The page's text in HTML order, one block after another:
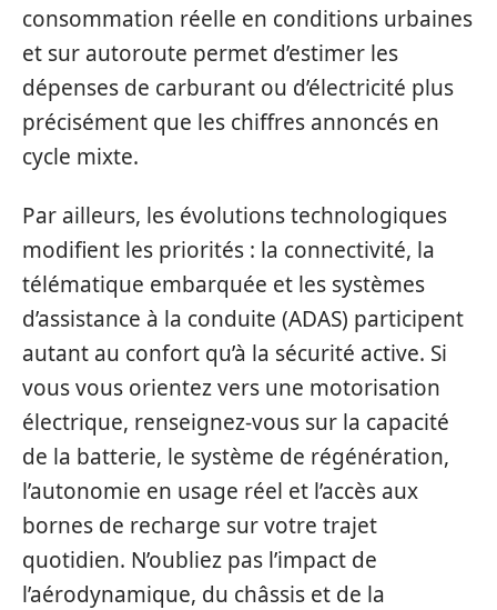
consommation réelle en conditions urbaines
et sur autoroute permet d’estimer les
dépenses de carburant ou d’électricité plus
précisément que les chiffres annoncés en
cycle mixte.
Par ailleurs, les évolutions technologiques
modifient les priorités : la connectivité, la
télématique embarquée et les systèmes
d’assistance à la conduite (ADAS) participent
autant au confort qu’à la sécurité active. Si
vous vous orientez vers une motorisation
électrique, renseignez-vous sur la capacité
de la batterie, le système de régénération,
l’autonomie en usage réel et l’accès aux
bornes de recharge sur votre trajet
quotidien. N’oubliez pas l’impact de
l’aérodynamique, du châssis et de la